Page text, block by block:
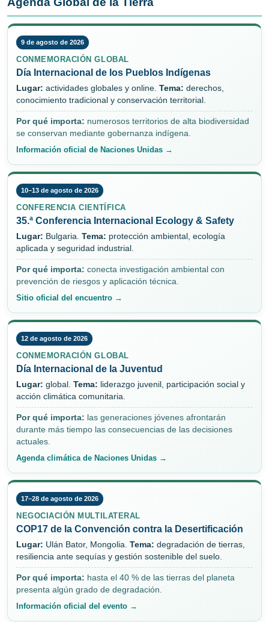
9 de agosto de 2026
CONMEMORACIÓN GLOBAL
Día Internacional de los Pueblos Indígenas
Lugar: actividades globales y online. Tema: derechos,
conocimiento tradicional y conservación territorial.
Por qué importa: numerosos territorios de alta biodiversidad
se conservan mediante gobernanza indígena.
Información oficial de Naciones Unidas →
10–13 de agosto de 2026
CONFERENCIA CIENTÍFICA
35.ª Conferencia Internacional Ecology & Safety
Lugar: Bulgaria. Tema: protección ambiental, ecología
aplicada y seguridad industrial.
Por qué importa: conecta investigación ambiental con
prevención de riesgos y aplicación técnica.
Sitio oficial del encuentro →
12 de agosto de 2026
CONMEMORACIÓN GLOBAL
Día Internacional de la Juventud
Lugar: global. Tema: liderazgo juvenil, participación social y
acción climática comunitaria.
Por qué importa: las generaciones jóvenes afrontarán
durante más tiempo las consecuencias de las decisiones
actuales.
Agenda climática de Naciones Unidas →
17–28 de agosto de 2026
NEGOCIACIÓN MULTILATERAL
COP17 de la Convención contra la Desertificación
Lugar: Ulán Bator, Mongolia. Tema: degradación de tierras,
resiliencia ante sequías y gestión sostenible del suelo.
Por qué importa: hasta el 40 % de las tierras del planeta
presenta algún grado de degradación.
Información oficial del evento →